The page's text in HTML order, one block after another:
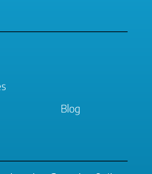
Blog